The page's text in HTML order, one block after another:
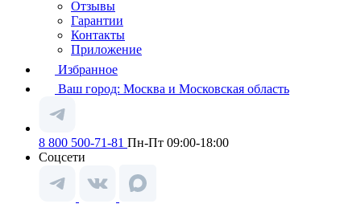
Отзывы
Гарантии
Контакты
Приложение
Избранное
Ваш город: Москва и Московская область
8 800 500-71-81 Пн-Пт 09:00-18:00
Соцсети